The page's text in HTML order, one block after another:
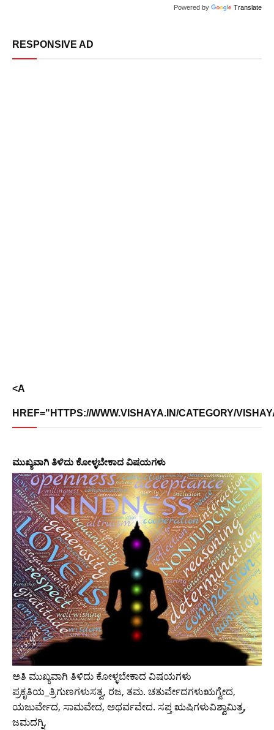
Powered by Translate
RESPONSIVE AD
<A
HREF="HTTPS://WWW.VISHAYA.IN/CATEGORY/
ಮುಖ್ಯವಾಗಿ ತಿಳಿದು ಕೋಳ್ಳಬೇಕಾದ ವಿಷಯಗಳು
ಅತಿ ಮುಖ್ಯವಾಗಿ ತಿಳಿದು ಕೋಳ್ಳಬೇಕಾದ ವಿಷಯಗಳು
ಪ್ರಕೃತಿಯ_ತ್ರಿಗುಣಗಳುಸತ್ವ, ರಜ, ತಮ. ಚತುರ್ವೇದಗಳುಋಗ್ವೇದ,
ಯಜುರ್ವೇದ, ಸಾಮವೇದ, ಅಥರ್ವವೇದ. ಸಪ್ತ ಋಷಿಗಳುವಿಶ್ವಾಮಿತ್ರ,
ಜಮದಗ್ನಿ,